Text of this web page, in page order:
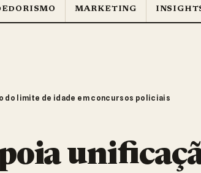
MARKETING
do limite de idade em concursos policiais